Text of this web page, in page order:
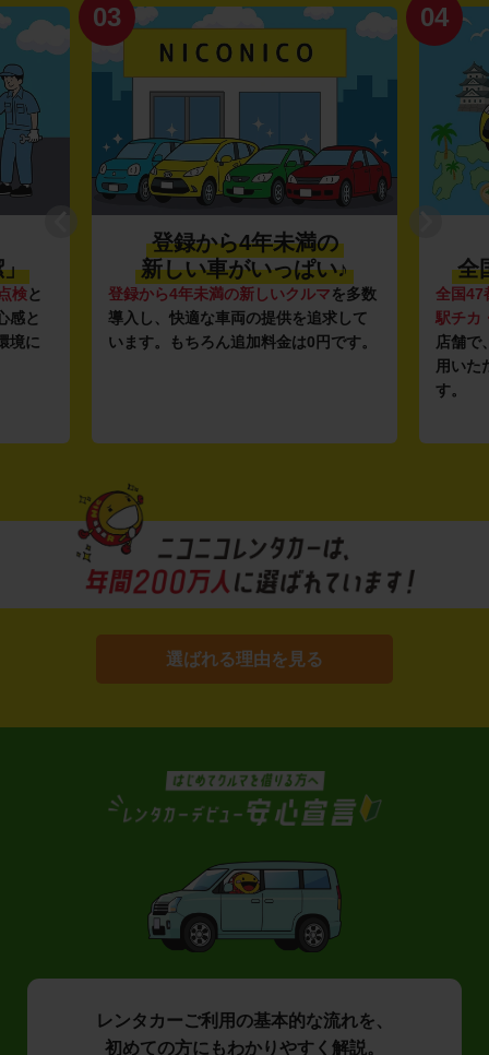
」
検と
感と
境に
03
登録から4年未満の
新しい車がいっぱい♪
登録から4年未満の新しいクルマを多数
導入し、快適な車両の提供を追求して
います。もちろん追加料金は0円です。
04
全
全国47
駅チカ
店舗で
用いた
す。
選ばれる理由を見る
レンタカーご利用の基本的な流れを、
初めての方にもわかりやすく解説。